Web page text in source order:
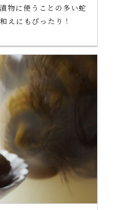
物に使うことの多い蛇
えにもぴったり！